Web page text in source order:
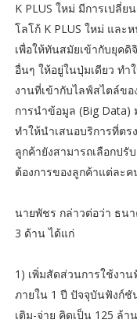
K PLUS ใหม่ มีการเปลี่ย
โลโก้ K PLUS ใหม่ และ
เพื่อให้ทันสมัยเข้ากับยุค
อื่นๆ ให้อยู่ในปุ่มเดียว ท
งานที่เข้ากับไลฟ์สไตล์ข
การนำข้อมูล (Big Data)
ทำให้นำเสนอบริการที่ตร
ลูกค้ายังสามารถเลือกป
ต้องการของลูกค้าแต่ละค
นายพัชร กล่าวต่อว่า ธนา
3 ด้าน ได้แก่
1) เพิ่มสัดส่วนการใช้งา
ภายใน 1 ปี ปัจจุบันฟังก์
เติม-จ่าย คิดเป็น 125 ล้